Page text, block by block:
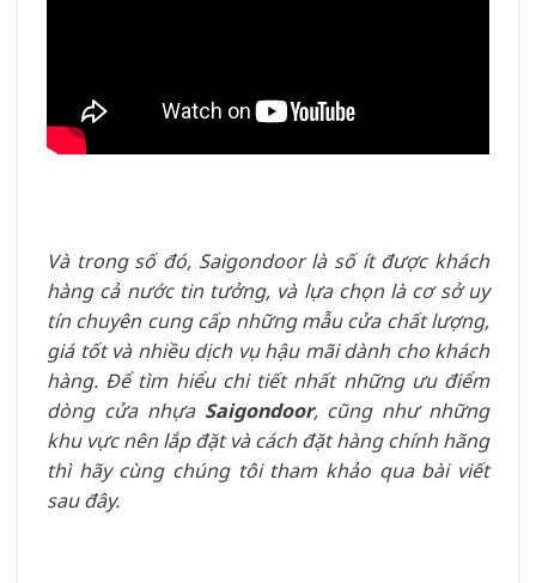
Và trong số đó, Saigondoor là số ít được khách
hàng cả nước tin tưởng, và lựa chọn là cơ sở uy
tín chuyên cung cấp những mẫu cửa chất lượng,
giá tốt và nhiều dịch vụ hậu mãi dành cho khách
hàng. Để tìm hiểu chi tiết nhất những ưu điểm
dòng cửa nhựa Saigondoor, cũng như những
khu vực nên lắp đặt và cách đặt hàng chính hãng
thì hãy cùng chúng tôi tham khảo qua bài viết
sau đây.